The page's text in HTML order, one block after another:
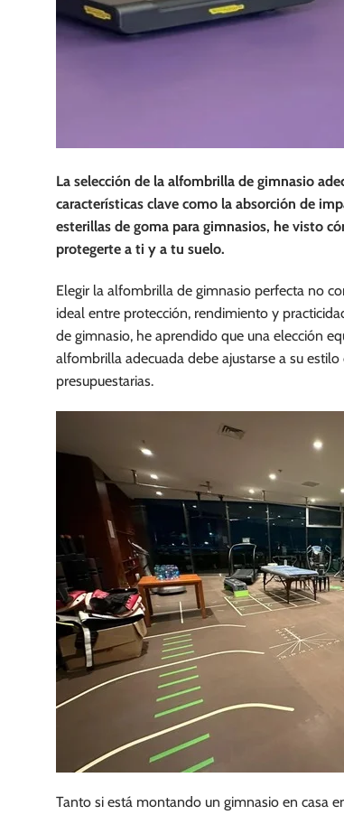
La selección de la alfombrilla de gimnasio
características clave como la absorción de
esterillas de goma para gimnasios, he visto
protegerte a ti y a tu suelo.
Elegir la alfombrilla de gimnasio perfecta no
ideal entre protección, rendimiento y
de gimnasio, he aprendido que una elección
alfombrilla adecuada debe ajustarse a su
presupuestarias.
Tanto si está montando un gimnasio en casa